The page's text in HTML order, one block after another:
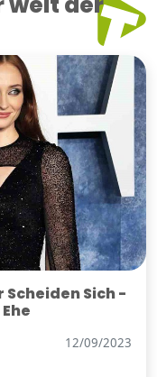
Scheiden Sich -
12/09/2023